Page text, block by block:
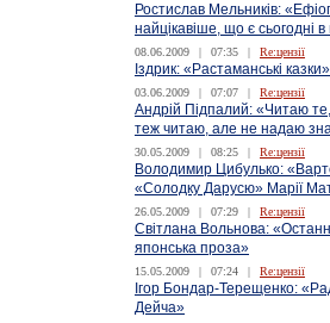
Ростислав Мельників:
найцікавіше, що є сьогодні в
08.06.2009 | 07:35 | Re:цензії
Іздрик: «Растаманські
03.06.2009 | 07:07 | Re:цензії
Андрій Підпалий: «Читаю
теж читаю, але не надаю
30.05.2009 | 08:25 | Re:цензії
Володимир Цибулько:
«Солодку Дарусю» Марії
26.05.2009 | 07:29 | Re:цензії
Світлана Вольнова:
японська проза»
15.05.2009 | 07:24 | Re:цензії
Ігор Бондар-Терещенко:
Дейча»